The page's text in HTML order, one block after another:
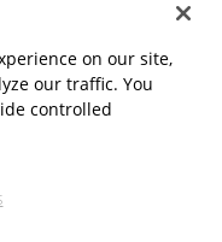
際專業認證
地區
on our site,
our traffic. You
controlled